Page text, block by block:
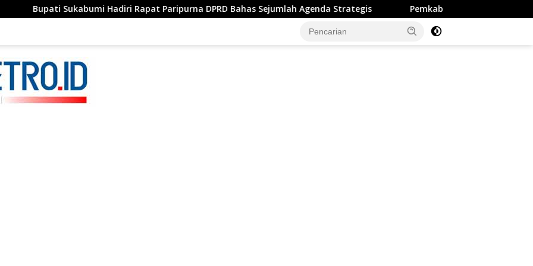
Hadiri Rapat Paripurna DPRD Bahas Sejumlah Agenda Strategis Pemkab Sukabumi Mengucapkan Selamat